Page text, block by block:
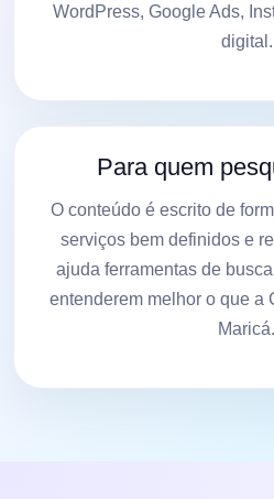
WordPress, Google Ads,
digital.
Para quem
O conteúdo é escrito de
serviços bem definidos e
ajuda ferramentas de
entenderem melhor o que a
Maricá.